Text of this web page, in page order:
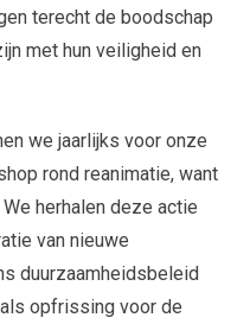
terecht de boodschap
met hun veiligheid en
we jaarlijks voor onze
rond reanimatie, want
herhalen deze actie
van nieuwe
duurzaamheidsbeleid
opfrissing voor de